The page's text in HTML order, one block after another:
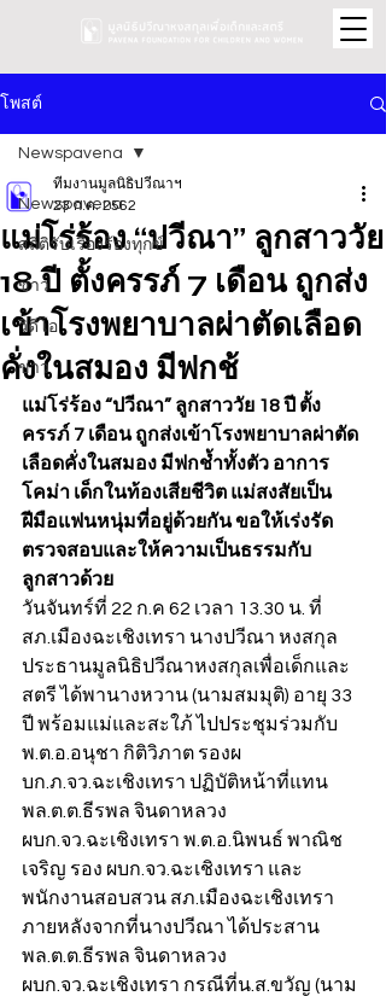
โพสต์
Newspavena
สถิติรับเรื่องร้องทุกข์
ข่าว
วิดีโอ
ข่าว
Newspavena
แม่โร่ร้อง “ปวีณา” ลูกสาววัย
18 ปี ตั้งครรภ์ 7 เดือน ถูกส่ง
เข้าโรงพยาบาลผ่าตัดเลือด
คั่งในสมอง มีฟกช้
ทีมงานมูลนิธิปวีณาฯ
23 ก.ค. 2562
แม่โร่ร้อง “ปวีณา” ลูกสาววัย 18 ปี ตั้ง
ครรภ์ 7 เดือน ถูกส่งเข้าโรงพยาบาลผ่าตัด
เลือดคั่งในสมอง มีฟกช้ำทั้งตัว อาการ
โคม่า เด็กในท้องเสียชีวิต แม่สงสัยเป็น
ฝีมือแฟนหนุ่มที่อยู่ด้วยกัน ขอให้เร่งรัด
ตรวจสอบและให้ความเป็นธรรมกับ
ลูกสาวด้วย
วันจันทร์ที่ 22 ก.ค 62 เวลา 13.30 น. ที่
สภ.เมืองฉะเชิงเทรา นางปวีณา หงสกุล
ประธานมูลนิธิปวีณาหงสกุลเพื่อเด็กและ
สตรี ได้พานางหวาน (นามสมมุติ) อายุ 33
ปี พร้อมแม่และสะใภ้ ไปประชุมร่วมกับ
พ.ต.อ.อนุชา กิติวิภาต รองผ
บก.ภ.จว.ฉะเชิงเทรา ปฏิบัติหน้าที่แทน
พล.ต.ต.ธีรพล จินดาหลวง
ผบก.จว.ฉะเชิงเทรา พ.ต.อ.นิพนธ์ พาณิช
เจริญ รอง ผบก.จว.ฉะเชิงเทรา และ
พนักงานสอบสวน สภ.เมืองฉะเชิงเทรา
ภายหลังจากที่นางปวีณา ได้ประสาน
พล.ต.ต.ธีรพล จินดาหลวง
ผบก.จว.ฉะเชิงเทรา กรณีที่น.ส.ขวัญ (นาม